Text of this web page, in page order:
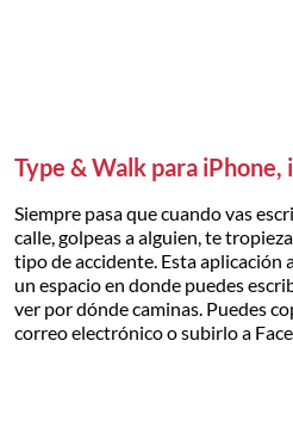
Type & Walk para iPhone,
Siempre pasa que cuando vas
calle, golpeas a alguien, te
tipo de accidente. Esta aplicación
un espacio en donde puedes
ver por dónde caminas. Puedes
correo electrónico o subirlo a